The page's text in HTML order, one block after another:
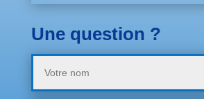
Une question ?